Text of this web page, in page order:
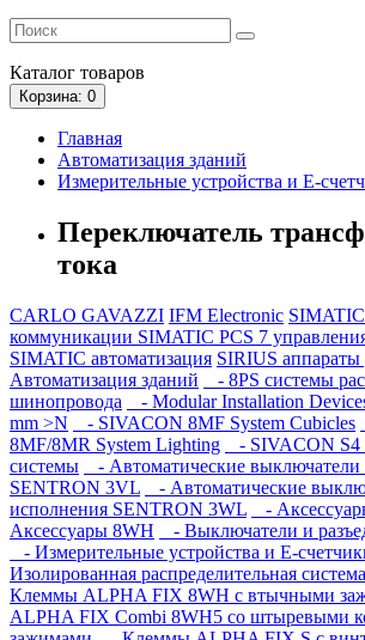
Каталог товаров
Корзина: 0
Главная
Автоматизация зданий
Измерительные устройства и E-
Переключатель
тока
CARLO GAVAZZI IFM Electronic
коммуникации SIMATIC PCS 7
SIMATIC автоматизация SIRIUS аппараты
Автоматизация зданий
- 8PS системы
шинопровода
- Modular Installation
mm >N
- SIVACON 8MF System Cubicles
8MF/8MR System Lighting
- SIVACON S4
системы
- Автоматические выключатели
SENTRON 3VL
- Автоматические
исполнения SENTRON 3WL
-
Аксессуары 8WH
- Выключатели и
- Измерительные устройства и E-
Изолированная распределительная
Клеммы ALPHA FIX 8WH с втычными
ALPHA FIX Combi 8WH5 со штыревыми